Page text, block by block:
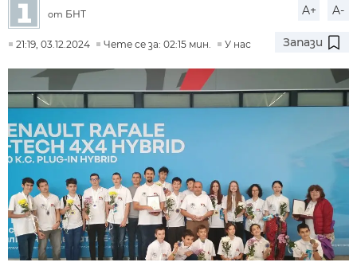
от БНТ A+ A-
21:19, 03.12.2024 Чете се за: 02:15 мин. У нас Запази